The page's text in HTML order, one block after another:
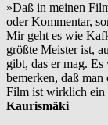
»Daß in meinen
oder Kommentar,
Mir geht es wie
größte Meister ist,
gibt, das er mag.
bemerken, daß
Film ist wirklich ein
Kaurismäki